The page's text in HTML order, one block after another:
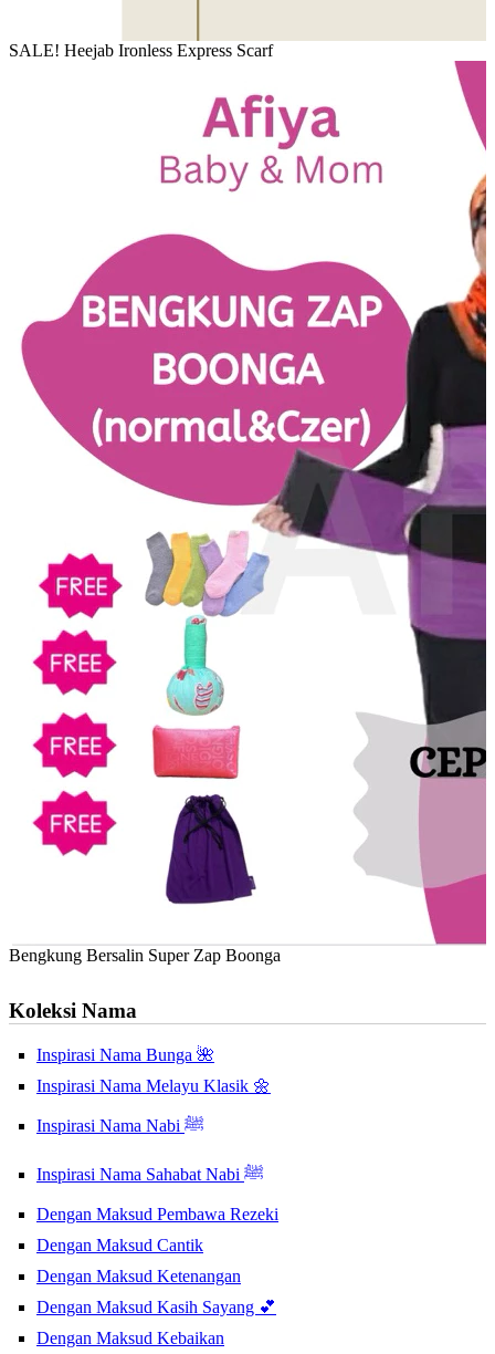
SALE! Heejab Ironless Express Scarf
Bengkung Bersalin Super Zap Boonga
Koleksi Nama
Inspirasi Nama Bunga 🌺
Inspirasi Nama Melayu Klasik 🌼
Inspirasi Nama Nabi ﷺ
Inspirasi Nama Sahabat Nabi ﷺ
Dengan Maksud Pembawa Rezeki
Dengan Maksud Cantik
Dengan Maksud Ketenangan
Dengan Maksud Kasih Sayang 💕
Dengan Maksud Kebaikan